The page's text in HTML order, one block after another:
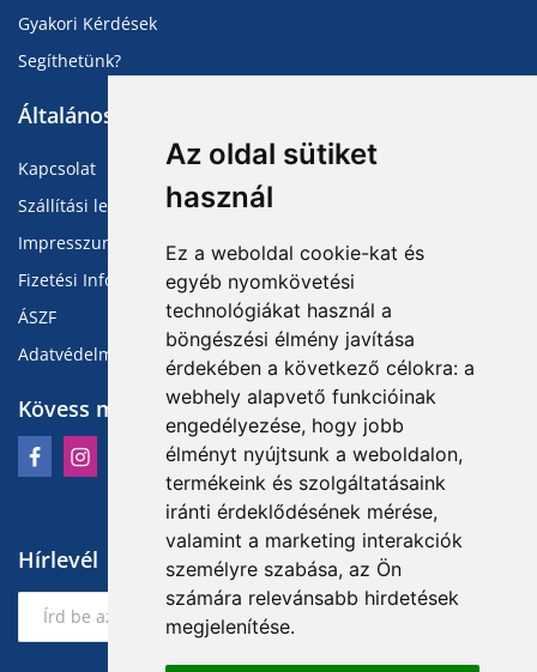
Az oldal sütiket
használ
Ez a weboldal cookie-kat és
egyéb nyomkövetési
technológiákat használ a
böngészési élmény javítása
érdekében a következő célokra: a
webhely alapvető funkcióinak
engedélyezése, hogy jobb
élményt nyújtsunk a weboldalon,
termékeink és szolgáltatásaink
iránti érdeklődésének mérése,
valamint a marketing interakciók
személyre szabása, az Ön
számára relevánsabb hirdetések
megjelenítése.
Gyakori Kérdések
Segíthetünk?
Általános Információk
Kapcsolat
Szállítási lehetőségek
Impresszum
Fizetési Információk
ÁSZF
Adatvédelmi Tájékoztató
Kövess minket
Hírlevél